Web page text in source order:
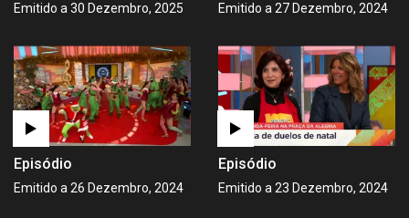
Emitido a 30 Dezembro, 2025 Emitido a 27 Dezembro, 2024
Episódio
Emitido a 26 Dezembro, 2024
Episódio
Emitido a 23 Dezembro, 2024